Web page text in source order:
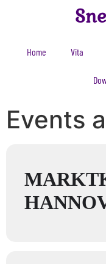
Home Vita
Events